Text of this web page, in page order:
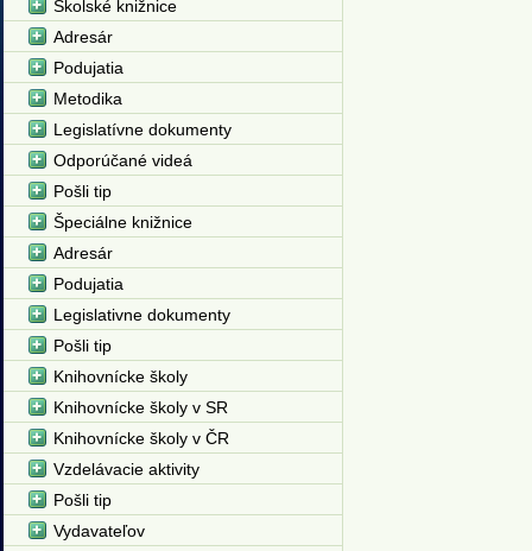
Školské knižnice
Adresár
Podujatia
Metodika
Legislatívne dokumenty
Odporúčané videá
Pošli tip
Špeciálne knižnice
Adresár
Podujatia
Legislativne dokumenty
Pošli tip
Knihovnícke školy
Knihovnícke školy v SR
Knihovnícke školy v ČR
Vzdelávacie aktivity
Pošli tip
Vydavateľov